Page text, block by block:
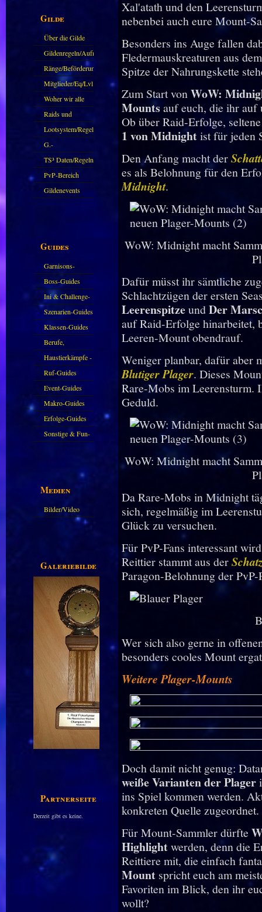
Gilde
Über die Gilde
(DAW)
Gildenregeln/Aufnahme
Ränge/Beförderungen
Mitglieder/Eq/Lvl
Woher wir alle
kommen.
Raids und
Zubehör
Lootsystem/Regeln
G.-
Sparkasse/Goldleihen
TS³ Daten/Regeln
PvP-Bereich
Gildenevents
Guides
Garnisons-
Guides
Boss-Guides
Ini & Challenge-
Guides
Szenarien-Guides
Klassen-Guides
Berufe,
Farmkarten und
Haustiere
Haustierkämpfe -
Guide
Ruf-Guides
Event-Guides
Makro-Guides
Erfolge-Guides
Sonstige & Fun-
Medien
Bilder/Video
Galeriebilder
Partnerseiten
Derzeit gibt es keine.
Xal'atath und den
nebenbei auch eure Mount-
Besonders ins Auge fallen
Fledermauskreaturen aus
Spitze der Nahrungskette
Zum Start vonWoW:
Mounts auf euch, die ihr auf
Ob über Raid-Erfolge,
1 von Midnightist für jeden
Den Anfang macht der
es als Belohnung für den
Midnight.
WoW: Midnight macht
Dafür müsst ihr sämtliche
Schlachtzügen der ersten
LeerenspitzeundDer
auf Raid-Erfolge hinarbeitet,
Leeren-Mount obendrauf.
Weniger planbar, dafür aber
Blutiger Plager. Dieses
Rare-Mobs im Leerensturm.
Geduld.
WoW: Midnight macht
Da Rare-Mobs in Midnight
sich, regelmäßig im
Glück zu versuchen.
Für PvP-Fans interessant
Reittier stammt aus der
Paragon-Belohnung der
Wer sich also gerne in
besonders cooles Mount
Weitere Plager-Mounts
Doch damit nicht genug:
weiße Variantender Plager
ins Spiel kommen werden.
konkreten Quelle zugeordnet.
Für Mount-Sammler dürfte
Highlightwerden, denn die
Reittiere mit, die einfach
Mountspricht euch am
Favoriten im Blick, den ihr
wollt?